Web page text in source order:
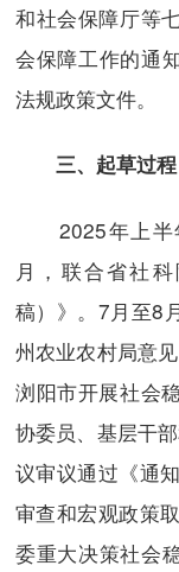
和社会保障厅等
会保障工作的通
法规政策文件。
三、起草过程
2025年上半
月，联合省社
稿）》。7月至8
州农业农村局意
浏阳市开展社会
协委员、基层干
议审议通过《通
审查和宏观政策
委重大决策社会